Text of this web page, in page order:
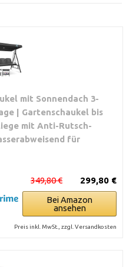
mit Sonnendach 3-
| Gartenschaukel bis
mit Anti-Rutsch-
für
299,80 €
349,80 €
Bei Amazon
ansehen
Preis inkl. MwSt., zzgl. Versandkosten